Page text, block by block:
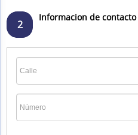
2
Informacion de contacto